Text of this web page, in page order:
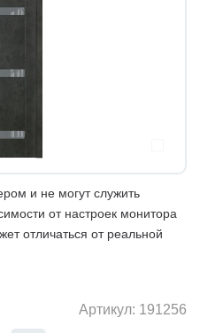
и не могут служить
от настроек монитора
отличаться от реальной
Артикул: 191256